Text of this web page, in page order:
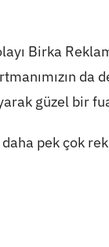
Birka
da
güzel bir
pek çok